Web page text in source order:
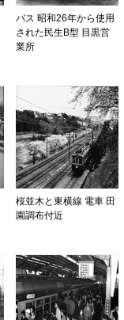
バス 昭和26年から使用
された民生B型 目黒営
業所
桜並木と東横線 電車 田
園調布付近